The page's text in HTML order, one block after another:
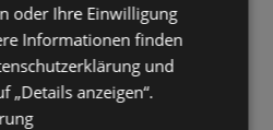
oder Ihre Einwilligung
Informationen finden
und
„Details anzeigen“.